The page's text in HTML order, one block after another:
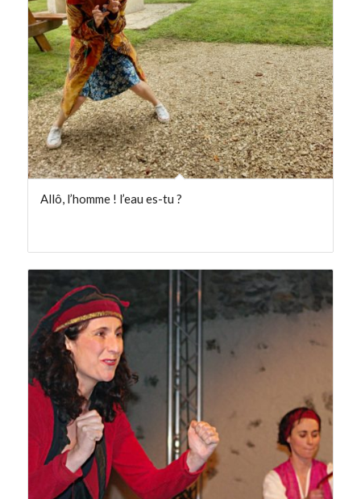
Allô, l’homme ! l’eau es-tu ?